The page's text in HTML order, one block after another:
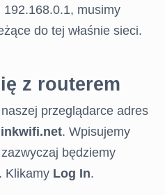
musimy
do tej właśnie sieci.
z routerem
przeglądarce adres
. Wpisujemy
będziemy
Klikamy Log In.